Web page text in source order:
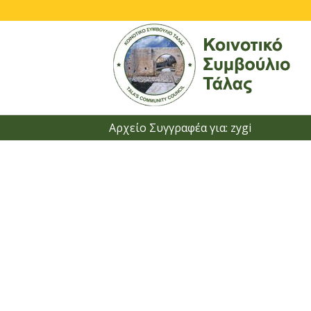
Αρχείο Συγγραφέα για: zygi